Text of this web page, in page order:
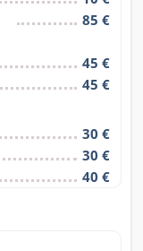
85 €
45 €
45 €
30 €
30 €
40 €